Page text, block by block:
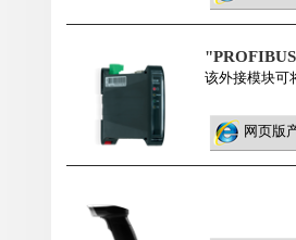
该外接模块可
网页版